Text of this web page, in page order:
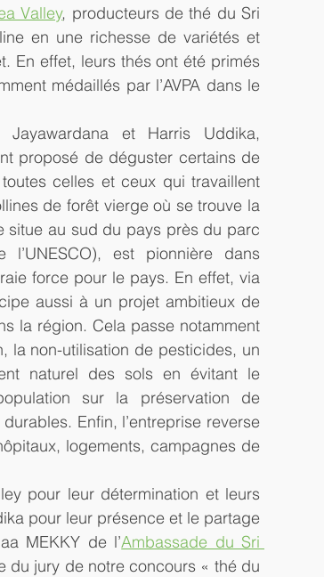
Valley, producteurs de thé du Sri
en une richesse de variétés et
En effet, leurs thés ont été primés
médaillés par l’AVPA dans le
et Harris Uddika,
proposé de déguster certains de
celles et ceux qui travaillent
de forêt vierge où se trouve la
situe au sud du pays près du parc
est pionnière dans
force pour le pays. En effet, via
aussi à un projet ambitieux de
la région. Cela passe notamment
la non-utilisation de pesticides, un
naturel des sols en évitant le
sur la préservation de
Enfin, l’entreprise reverse
logements, campagnes de
pour leur détermination et leurs
pour leur présence et le partage
MEKKY de l’Ambassade du Sri
du jury de notre concours « thé du